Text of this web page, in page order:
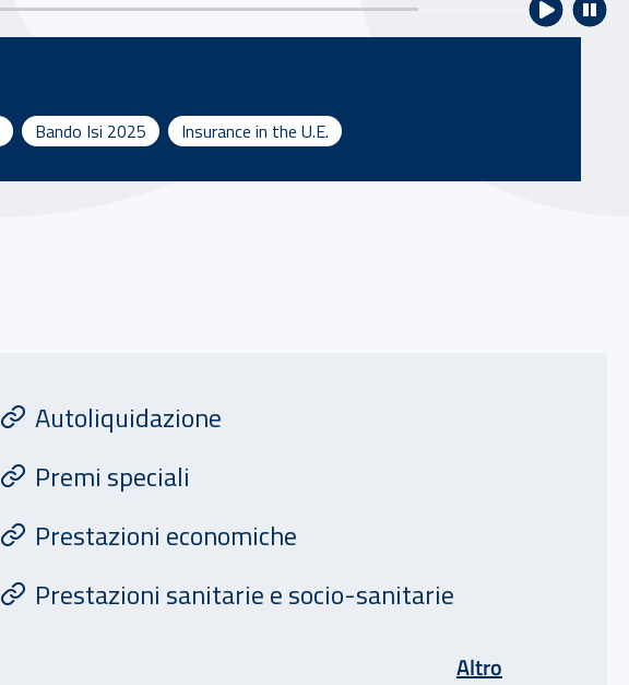
Bando Isi 2025 Insurance in the U.E.
Attivita' di Assicurazione
Autoliquidazione
Premi speciali
Prestazioni economiche
Prestazioni sanitarie e socio-sanitarie
Altro